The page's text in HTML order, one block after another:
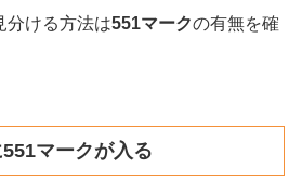
分ける方法は551マークの有無を確
マークが入る